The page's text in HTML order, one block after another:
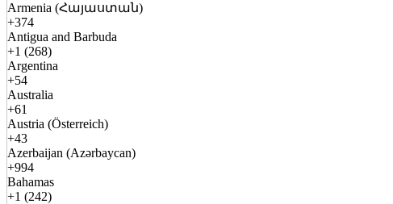
Armenia (Հայաստան)
+374
Antigua and Barbuda
+1 (268)
Argentina
+54
Australia
+61
Austria (Österreich)
+43
Azerbaijan (Azərbaycan)
+994
Bahamas
+1 (242)